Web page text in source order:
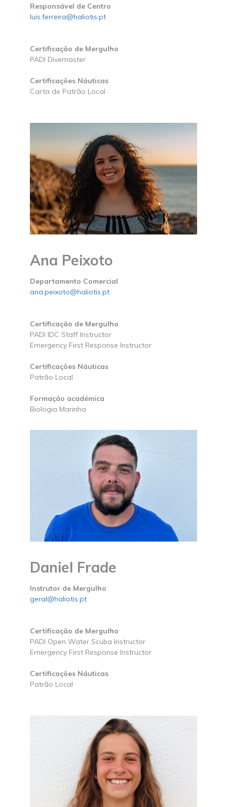
Responsável de Centro
luis.ferreira@haliotis.pt
Certificação de Mergulho
PADI Divemaster
Certificações Náuticas
Carta de Patrão Local
Ana Peixoto
Departamento Comercial
ana.peixoto@haliotis.pt
Certificação de Mergulho
PADI IDC Staff Instructor
Emergency First Response Instructor
Certificações Náuticas
Patrão Local
Formação académica
Biologia Marinha
Daniel Frade
Instrutor de Mergulho
geral@haliotis.pt
Certificação de Mergulho
PADI Open Water Scuba Instructor
Emergency First Response Instructor
Certificações Náuticas
Patrão Local